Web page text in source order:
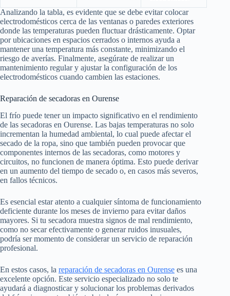
Analizando la tabla, es evidente que se debe evitar colocar
electrodomésticos cerca de las ventanas o paredes exteriores
donde las temperaturas pueden fluctuar drásticamente. Optar
por ubicaciones en espacios cerrados o internos ayuda a
mantener una temperatura más constante, minimizando el
riesgo de averías. Finalmente, asegúrate de realizar un
mantenimiento regular y ajustar la configuración de los
electrodomésticos cuando cambien las estaciones.
Reparación de secadoras en Ourense
El frío puede tener un impacto significativo en el rendimiento
de las secadoras en Ourense. Las bajas temperaturas no solo
incrementan la humedad ambiental, lo cual puede afectar el
secado de la ropa, sino que también pueden provocar que
componentes internos de las secadoras, como motores y
circuitos, no funcionen de manera óptima. Esto puede derivar
en un aumento del tiempo de secado o, en casos más severos,
en fallos técnicos.
Es esencial estar atento a cualquier síntoma de funcionamiento
deficiente durante los meses de invierno para evitar daños
mayores. Si tu secadora muestra signos de mal rendimiento,
como no secar efectivamente o generar ruidos inusuales,
podría ser momento de considerar un servicio de reparación
profesional.
En estos casos, la reparación de secadoras en Ourense es una
excelente opción. Este servicio especializado no solo te
ayudará a diagnosticar y solucionar los problemas derivados